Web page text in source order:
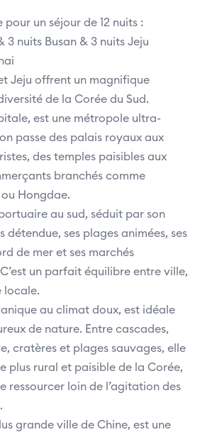
pour un séjour de 12 nuits :
3 nuits Busan & 3 nuits Jeju
Jeju offrent un magnifique
de la Corée du Sud.
est une métropole ultra-
passe des palais royaux aux
des temples paisibles aux
branchés comme
Hongdae.
au sud, séduit par son
détendue, ses plages animées, ses
de mer et ses marchés
un parfait équilibre entre ville,
locale.
au climat doux, est idéale
de nature. Entre cascades,
cratères et plages sauvages, elle
plus rural et paisible de la Corée,
ressourcer loin de l’agitation des
grande ville de Chine, est une